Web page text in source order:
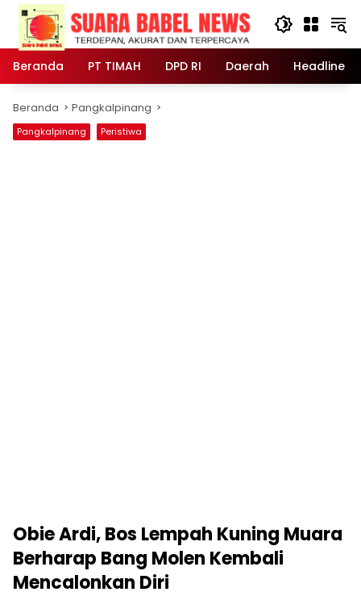
Langsung
konten
Beranda
PT TIMAH DPD RI Daerah Headline
Beranda Pangkalpinang
Pangkalpinang Peristiwa
Obie Ardi, Bos Lempah Kuning Muara
Berharap Bang Molen Kembali
Mencalonkan Diri